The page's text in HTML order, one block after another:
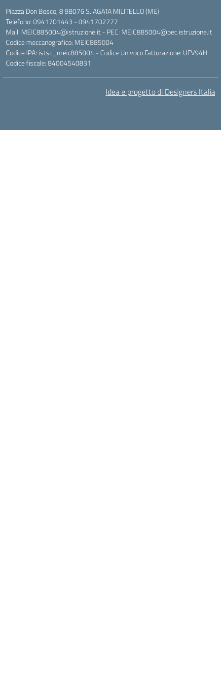
Piazza Don Bosco, 8 98076 S. AGATA MILITELLO (ME)
Telefono: 0941701443 - 0941702777
Mail: MEIC885004@istruzione.it - PEC: MEIC885004@pec.istruzione.it
Codice meccanografico: MEIC885004
Codice IPA: istsc_meic885004 - Codice Univoco Fatturazione: UFV94H
Codice fiscale: 84004540831
Idea e progetto di Designers Italia